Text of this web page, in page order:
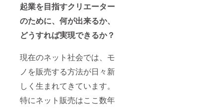
起業を目指すクリエーター
のために、何が出来るか、
どうすれば実現できるか？
現在のネット社会では、モ
ノを販売する方法が日々新
しく生まれてきています。
特にネット販売はここ数年